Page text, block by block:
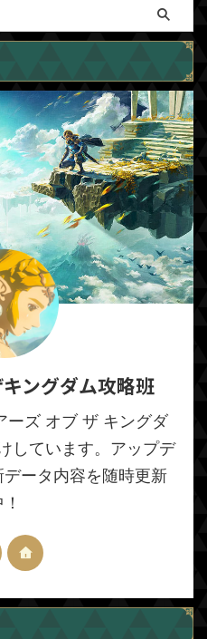
ングダム攻略班
ーズ オブ ザ キングダ
しています。アップデ
ータ内容を随時更新